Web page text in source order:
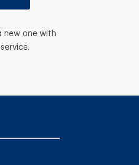
new one with